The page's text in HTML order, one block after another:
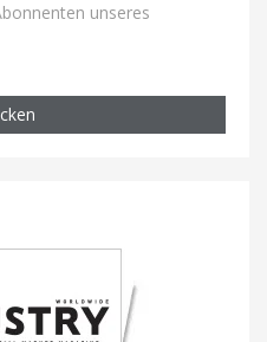
unseres